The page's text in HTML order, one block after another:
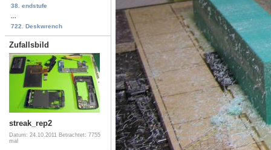
38. endstufe
722. Deskwrench
Zufallsbild
streak_rep2
Datum: 24.10.2011 Betrachtet: 7755
mal